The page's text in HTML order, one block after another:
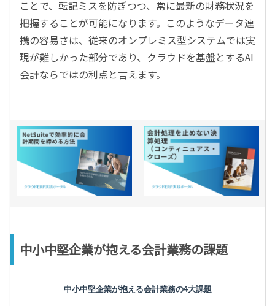
ことで、転記ミスを防ぎつつ、常に最新の財務状況を
把握することが可能になります。このようなデータ連
携の容易さは、従来のオンプレミス型システムでは実
現が難しかった部分であり、クラウドを基盤とするAI
会計ならではの利点と言えます。
中小中堅企業が抱える会計業務の課題
中小中堅企業が抱える会計業務の4大課題